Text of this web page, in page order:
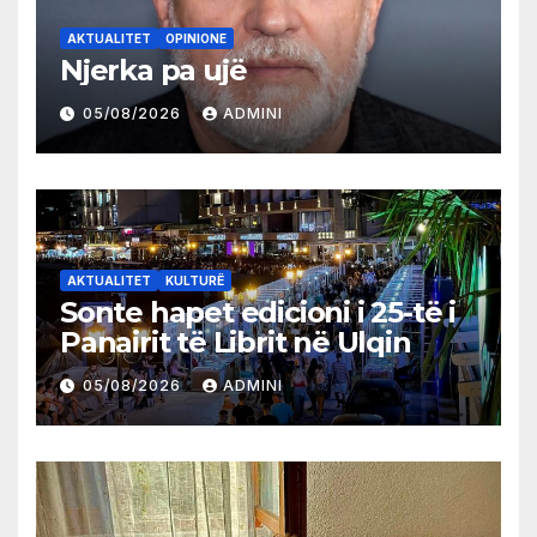
AKTUALITET OPINIONE
Njerka pa ujë
05/08/2026 ADMINI
AKTUALITET KULTURË
Sonte hapet edicioni i 25-të i
Panairit të Librit në Ulqin
05/08/2026 ADMINI